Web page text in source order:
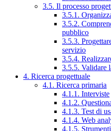
3.5. Il processo
3.5.1.
3.5.2.
pubblico
3.5.3.
servizio
3.5.4.
3.5.5. Validare
4. Ricerca progettuale
4.1. Ricerca primaria
4.1.1. Interviste
4.1.2.
4.1.3. Test di
4.1.4. Web
4.1.5.